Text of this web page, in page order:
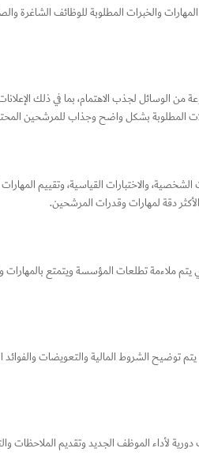
والخبرات المطلوبة للوظائف الشاغرة
لجذب الاهتمام، بما في ذلك
المطلوبة بشكل واضح وجذاب للمرشحين
والاختبارات القياسية، وتقييم
دقة لمهارات وقدرات المرشحين.
ملاءمة تطلعات المؤسسة ويتمتع بالمهارات
توضيح الشروط المالية والتعويضات
لأداء الموظف الجديد وتقديم الملاحظات